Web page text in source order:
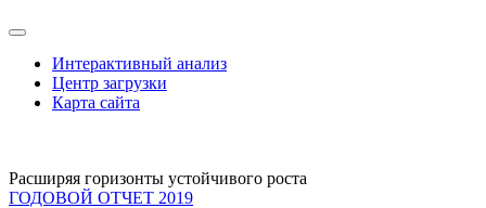
Интерактивный анализ
Центр загрузки
Карта сайта
Расширяя горизонты устойчивого роста
ГОДОВОЙ ОТЧЕТ 2019